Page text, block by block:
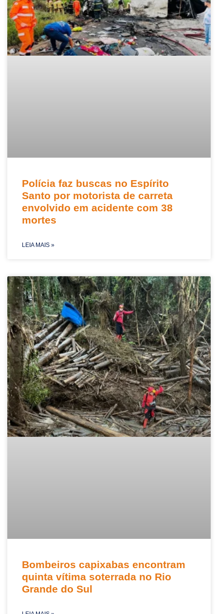
Polícia faz buscas no Espírito
Santo por motorista de carreta
envolvido em acidente com 38
mortes
LEIA MAIS »
Bombeiros capixabas encontram
quinta vítima soterrada no Rio
Grande do Sul